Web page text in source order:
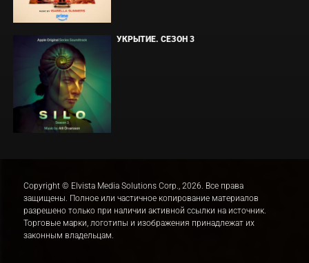
УКРЫТИЕ. СЕЗОН 3
Copyright © Elvista Media Solutions Corp., 2026. Все права
защищены. Полное или частичное копирование материалов
разрешено только при наличии активной ссылки на источник.
Торговые марки, логотипы и изображения принадлежат их
законным владельцам.